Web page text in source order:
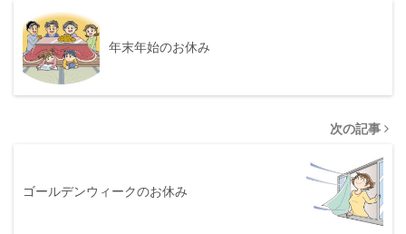
年末年始のお休み
次の記事
ゴールデンウィークのお休み